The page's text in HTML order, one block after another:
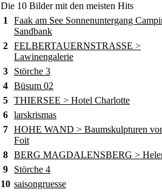
Die 10 Bilder mit den meisten Hits
1
Faak am See Sonnenuntergang
Sandbank
2 FELBERTAUERNSTRASSE >
Lawinengalerie
3
Störche 3
4 Büsum 02
5 THIERSEE > Hotel Charlotte
6 larskrismas
7 HOHE WAND > Baumskulpturen
Foit
8 BERG MAGDALENSBERG >
9
Störche 4
10 saisongruesse